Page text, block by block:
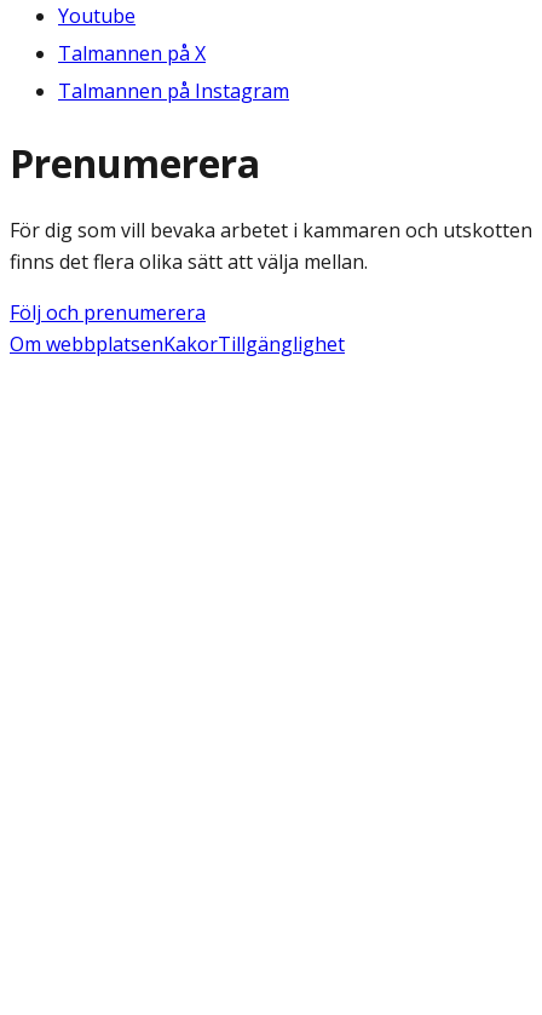
Youtube
Talmannen på X
Talmannen på Instagram
Prenumerera
För dig som vill bevaka arbetet i kammaren och utskotten
finns det flera olika sätt att välja mellan.
Följ och prenumerera
Om webbplatsenKakorTillgänglighet